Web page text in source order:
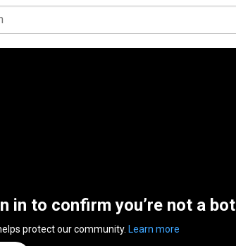
in to confirm you’re not a bot
protect our community. Learn more